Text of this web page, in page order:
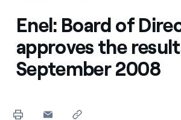
Enel: Board of
approves the
September 2008